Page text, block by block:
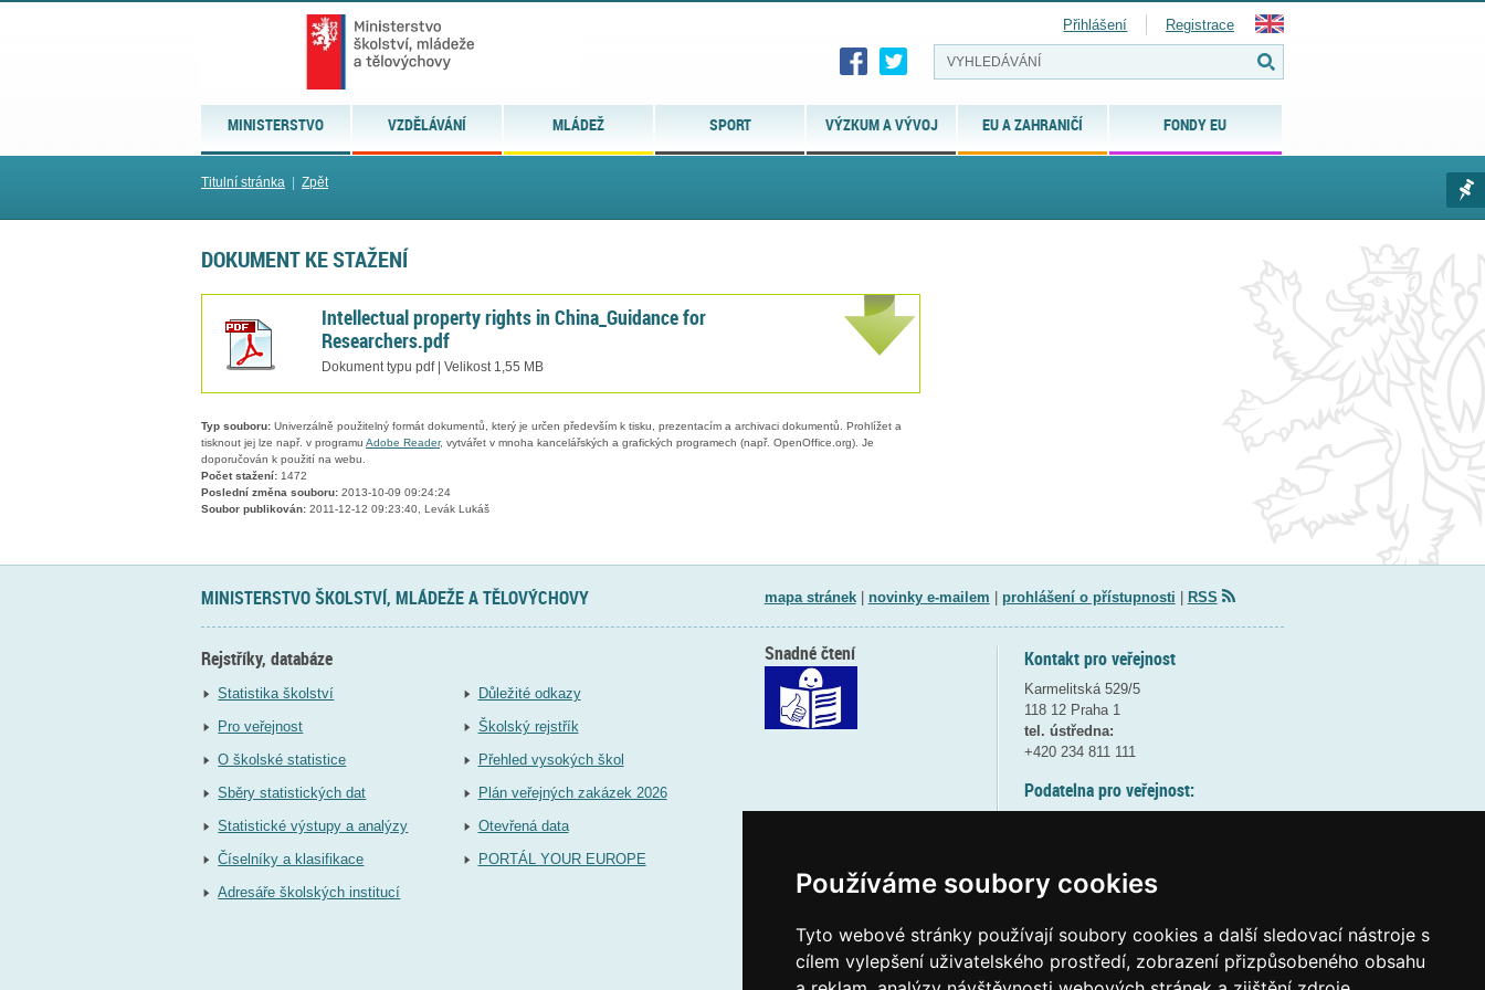
Používáme soubory cookies
Tyto webové stránky používají soubory cookies a další sledovací nástroje s
cílem vylepšení uživatelského prostředí, zobrazení přizpůsobeného obsahu
MINISTERSTVO VZDĚLÁVÁNÍ MLÁDEŽ SPORT VÝZKUM A VÝVOJ EU A ZAHRANIČÍ FONDY EU
Přihlášení Registrace
Titulní stránka Zpět
DOKUMENT KE STAŽENÍ
Intellectual property rights in China_Guidance for
Researchers.pdf
Dokument typu pdf | Velikost 1,55 MB
Typ souboru: Univerzálně použitelný formát dokumentů, který je určen především k tisku, prezentacím a archivaci dokumentů. Prohlížet a
tisknout jej lze např. v programu Adobe Reader, vytvářet v mnoha kancelářských a grafických programech (např. OpenOffice.org). Je
doporučován k použití na webu.
Počet stažení: 1472
Poslední změna souboru: 2013-10-09 09:24:24
Soubor publikován: 2011-12-12 09:23:40, Levák Lukáš
MINISTERSTVO ŠKOLSTVÍ, MLÁDEŽE A TĚLOVÝCHOVY mapa stránek| novinky e-mailem prohlášení o přístupnosti RSS
Rejstříky, databáze
Statistika školství
Pro veřejnost
O školské statistice
Sběry statistických dat
Statistické výstupy a analýzy
Číselníky a klasifikace
Adresáře školských institucí
Důležité odkazy
Školský rejstřík
Přehled vysokých škol
Plán veřejných zakázek 2026
Otevřená data
PORTÁL YOUR EUROPE
Kontakt pro veřejnost
Karmelitská 529/5
118 12 Praha 1
tel. ústředna:
+420 234 811 111
Podatelna pro veřejnost:
(více informací
Elektronická podatelna:
Snadné čtení